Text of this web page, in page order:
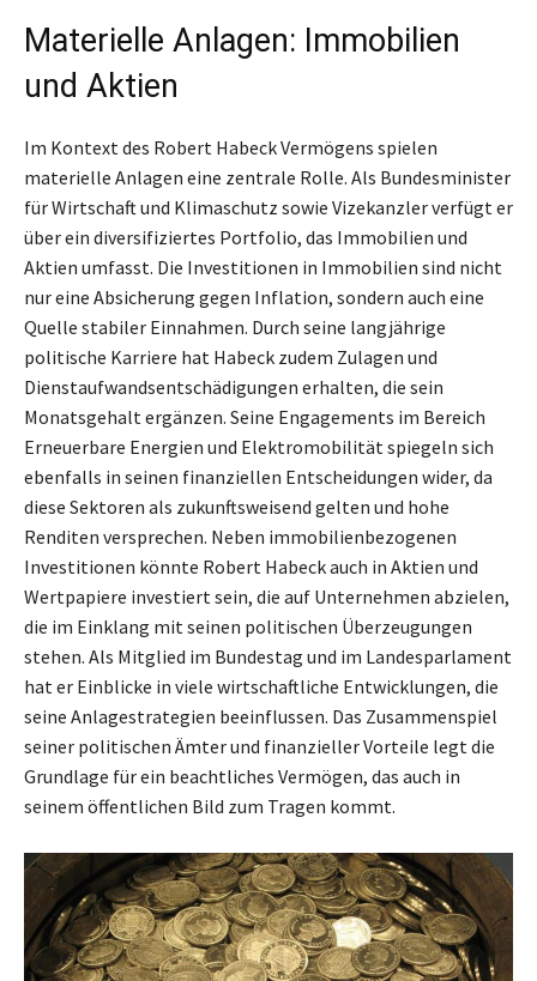
Materielle Anlagen: Immobilien
und Aktien
Im Kontext des Robert Habeck Vermögens spielen
materielle Anlagen eine zentrale Rolle. Als Bundesminister
für Wirtschaft und Klimaschutz sowie Vizekanzler verfügt er
über ein diversifiziertes Portfolio, das Immobilien und
Aktien umfasst. Die Investitionen in Immobilien sind nicht
nur eine Absicherung gegen Inflation, sondern auch eine
Quelle stabiler Einnahmen. Durch seine langjährige
politische Karriere hat Habeck zudem Zulagen und
Dienstaufwandsentschädigungen erhalten, die sein
Monatsgehalt ergänzen. Seine Engagements im Bereich
Erneuerbare Energien und Elektromobilität spiegeln sich
ebenfalls in seinen finanziellen Entscheidungen wider, da
diese Sektoren als zukunftsweisend gelten und hohe
Renditen versprechen. Neben immobilienbezogenen
Investitionen könnte Robert Habeck auch in Aktien und
Wertpapiere investiert sein, die auf Unternehmen abzielen,
die im Einklang mit seinen politischen Überzeugungen
stehen. Als Mitglied im Bundestag und im Landesparlament
hat er Einblicke in viele wirtschaftliche Entwicklungen, die
seine Anlagestrategien beeinflussen. Das Zusammenspiel
seiner politischen Ämter und finanzieller Vorteile legt die
Grundlage für ein beachtliches Vermögen, das auch in
seinem öffentlichen Bild zum Tragen kommt.